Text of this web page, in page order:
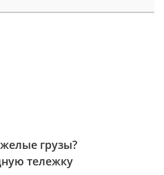
грузы?
тележку